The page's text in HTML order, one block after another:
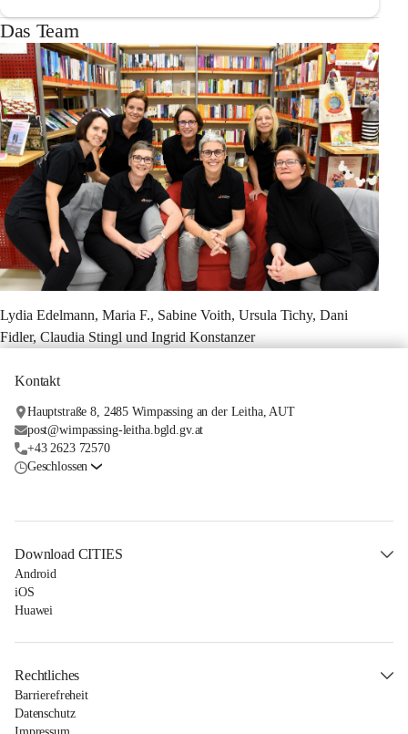
Das Team
Lydia Edelmann, Maria F., Sabine Voith, Ursula Tichy, Dani
Fidler, Claudia Stingl und Ingrid Konstanzer
Kontakt
Hauptstraße 8, 2485 Wimpassing an der Leitha, AUT
post@wimpassing-leitha.bgld.gv.at
+43 2623 72570
Geschlossen
Download CITIES
Android
iOS
Huawei
Rechtliches
Barrierefreheit
Datenschutz